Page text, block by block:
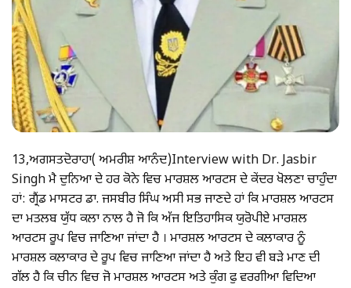
13,ਅਗਸਤਦੋਰਾਹਾ( ਅਮਰੀਸ਼ ਆਨੰਦ)Interview with Dr. Jasbir
Singh ਮੈ ਦੁਨਿਆ ਦੇ ਹਰ ਕੋਨੇ ਵਿਚ ਮਾਰਸ਼ਲ ਆਰਟਸ ਦੇ ਕੇਂਦਰ ਖੋਲਣਾ ਚਾਹੁੰਦਾ
ਹਾਂ: ਗ੍ਰੈਂਡ ਮਾਸਟਰ ਡਾ. ਜਸਬੀਰ ਸਿੰਘ ਅਸੀ ਸਭ ਜਾਣਦੇ ਹਾਂ ਕਿ ਮਾਰਸ਼ਲ ਆਰਟਸ
ਦਾ ਮਤਲਬ ਯੁੱਧ ਕਲਾ ਨਾਲ ਹੈ ਜੋ ਕਿ ਅੱਜ ਇਤਿਹਾਸਿਕ ਯੁਰੋਪੀਏ ਮਾਰਸ਼ਲ
ਆਰਟਸ ਰੂਪ ਵਿਚ ਜਾਣਿਆ ਜਾਂਦਾ ਹੈ । ਮਾਰਸ਼ਲ ਆਰਟਸ ਦੇ ਕਲਾਕਾਰ ਨੂੰ
ਮਾਰਸ਼ਲ ਕਲਾਕਾਰ ਦੇ ਰੂਪ ਵਿਚ ਜਾਣਿਆ ਜਾਂਦਾ ਹੈ ਅਤੇ ਇਹ ਵੀ ਬੜੇ ਮਾਣ ਦੀ
ਗੱਲ ਹੈ ਕਿ ਚੀਨ ਵਿਚ ਜੋ ਮਾਰਸ਼ਲ ਆਰਟਸ ਅਤੇ ਕੁੰਗ ਫੁ ਵਰਗੀਆ ਵਿਦਿਆ